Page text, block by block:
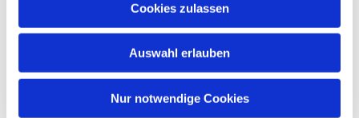
Cookies zulassen
Auswahl erlauben
Nur notwendige Cookies